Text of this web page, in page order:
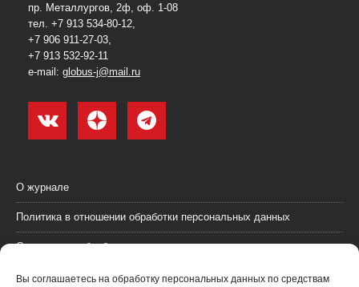
Вы соглашаетесь на обработку персональных данных по средствам
пр. Металлургов, 2ф, оф. 1-08
тел. +7 913 534-80-12,
+7 906 911-27-03,
+7 913 532-92-11
e-mail: globus-j@mail.ru
О журнале
Политика в отношении обработки персональных данных
Согласие на обработку персональных данных
Пользовательское соглашение (оферта)